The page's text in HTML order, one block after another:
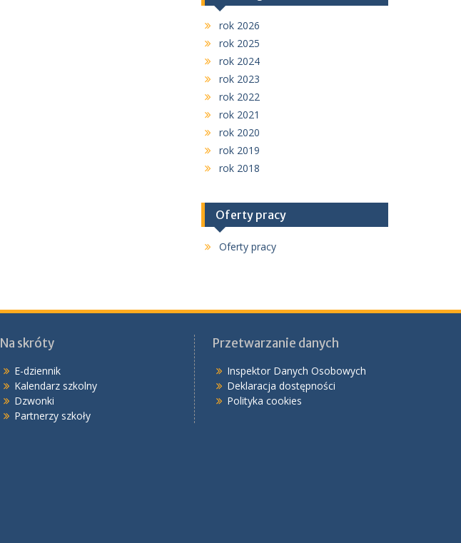
rok 2026
rok 2025
rok 2024
rok 2023
rok 2022
rok 2021
rok 2020
rok 2019
rok 2018
Oferty pracy
Oferty pracy
Na skróty
E-dziennik
Kalendarz szkolny
Dzwonki
Partnerzy szkoły
Przetwarzanie danych
Inspektor Danych Osobowych
Deklaracja dostępności
Polityka cookies